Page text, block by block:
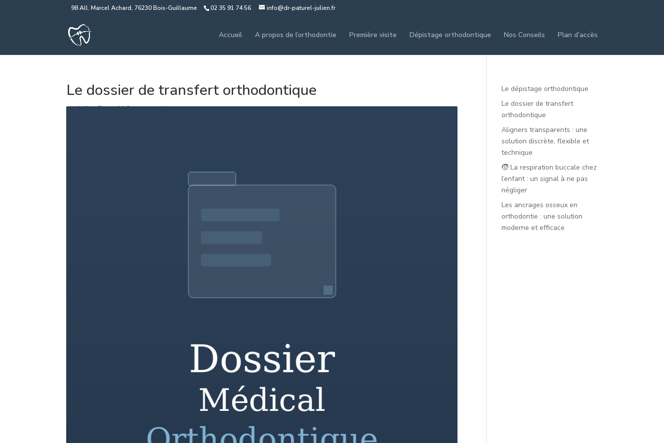
98 All. Marcel Achard, 76230 Bois-Guillaume 02 35 91 74 56 info@dr-paturel-julien.fr
Accueil A propos de l’orthodontie Première visite Dépistage orthodontique Nos Conseils Plan d’accès
Le dossier de transfert orthodontique
parJulien Paturel|0 commentaires
Le dépistage orthodontique
Le dossier de transfert
orthodontique
Aligners transparents : une
solution discrète, flexible et
technique
🧒 La respiration buccale chez
l’enfant : un signal à ne pas
négliger
Les ancrages osseux en
orthodontie : une solution
moderne et efficace